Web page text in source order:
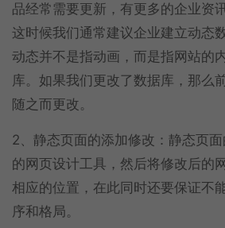
品经常需要更新，有更多的企业资
这时候我们通常建议企业建立动态
动态并不是指动画，而是指网站的
库。如果我们更改了数据库，那么
随之而更改。
2、静态页面的添加修改：静态页
的网页设计工具，然后将修改后的
相应的位置，在此同时还要保证不
序和格局。